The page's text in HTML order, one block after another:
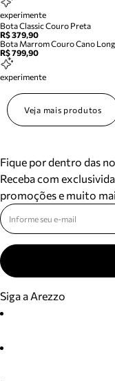
experimente
Bota Classic Couro Preta
R$ 379,90
Bota Marrom Couro Cano
R$ 799,90
experimente
Veja mais produtos
Fique por dentro das
Receba com
promoções e muito
Siga a Arezzo